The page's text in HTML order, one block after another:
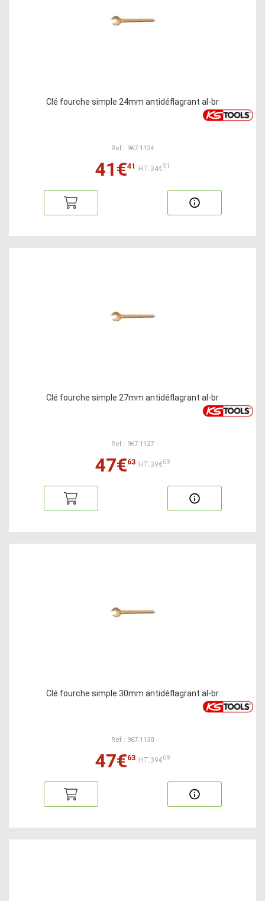
Clé fourche simple 24mm antidéflagrant al-br
Ref : 967.1124
41€41 HT:34€51
Clé fourche simple 27mm antidéflagrant al-br
Ref : 967.1127
47€63 HT:39€69
Clé fourche simple 30mm antidéflagrant al-br
Ref : 967.1130
47€63 HT:39€69